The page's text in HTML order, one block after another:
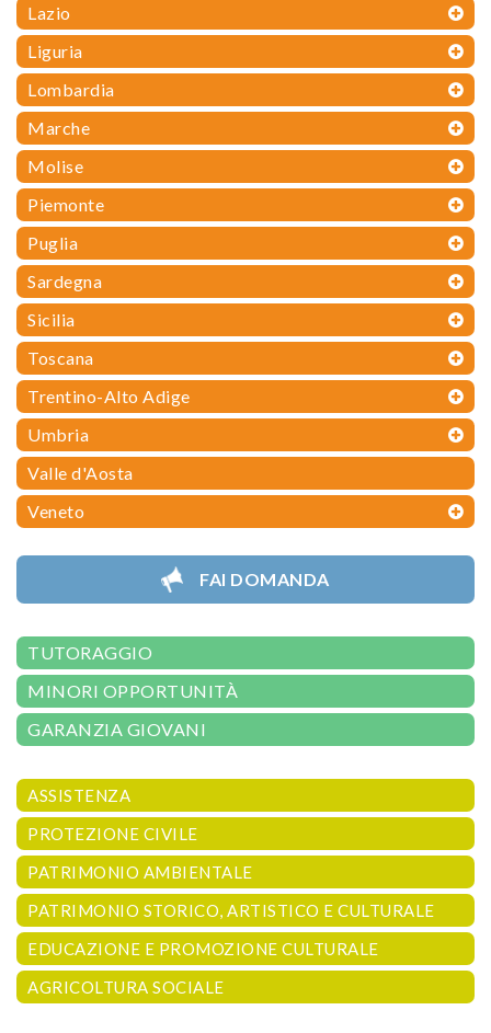
Lazio
Liguria
Lombardia
Marche
Molise
Piemonte
Puglia
Sardegna
Sicilia
Toscana
Trentino-Alto Adige
Umbria
Valle d'Aosta
Veneto
FAI DOMANDA
TUTORAGGIO
MINORI OPPORTUNITÀ
GARANZIA GIOVANI
ASSISTENZA
PROTEZIONE CIVILE
PATRIMONIO AMBIENTALE
PATRIMONIO STORICO, ARTISTICO E CULTURALE
EDUCAZIONE E PROMOZIONE CULTURALE
AGRICOLTURA SOCIALE